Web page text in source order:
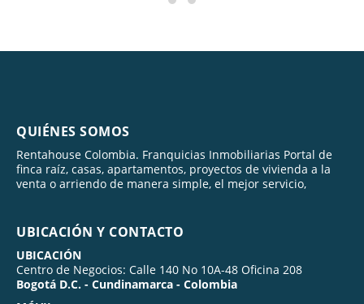
QUIÉNES SOMOS
Rentahouse Colombia. Franquicias Inmobiliarias Portal de
finca raíz, casas, apartamentos, proyectos de vivienda a la
venta o arriendo de manera simple, el mejor servicio,
UBICACIÓN Y CONTACTO
UBICACIÓN
Centro de Negocios: Calle 140 No 10A-48 Oficina 208